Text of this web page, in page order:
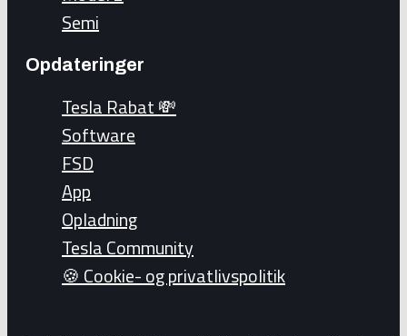
Semi
Opdateringer
Tesla Rabat 💸
Software
FSD
App
Opladning
Tesla Community
🍪 Cookie- og privatlivspolitik